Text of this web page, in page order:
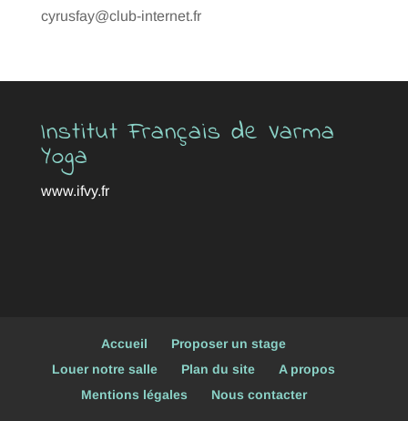
cyrusfay@club-internet.fr
Institut Français de Varma
Yoga
www.ifvy.fr
Accueil
Proposer un stage
Louer notre salle
Plan du site
A propos
Mentions légales
Nous contacter